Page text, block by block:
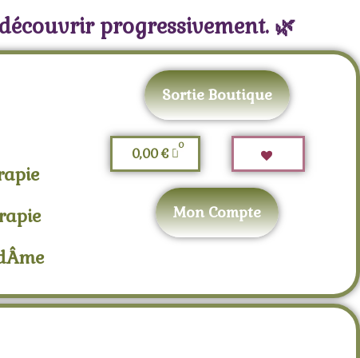
progressivement. 🌿
Sortie Boutique
0,00€
Mon Compte